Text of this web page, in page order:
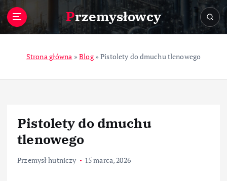
Przemysłowcy
Strona główna »Blog»Pistolety do dmuchu tlenowego
Pistolety do dmuchu
tlenowego
Przemysł hutniczy 15 marca, 2026